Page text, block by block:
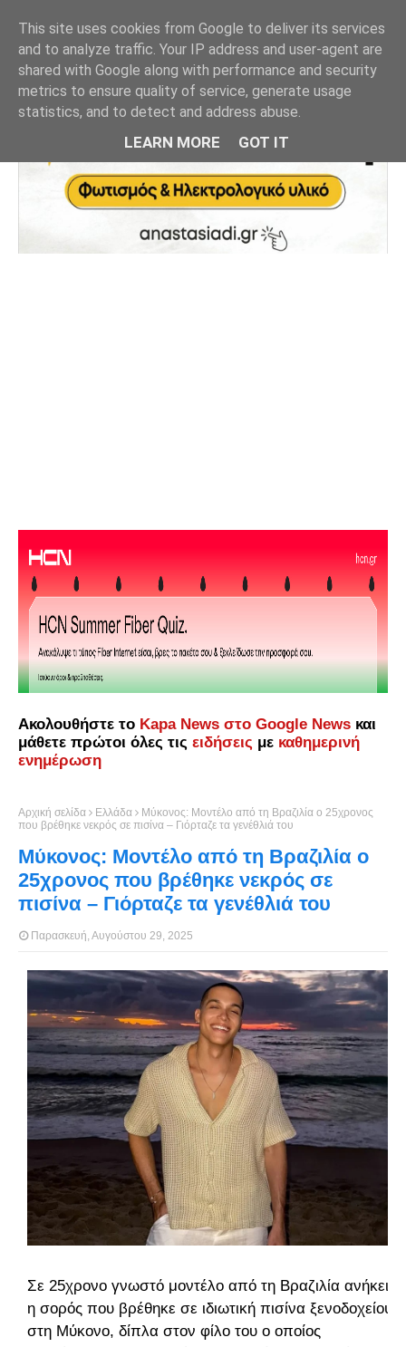
Ακολουθήστε το Kapa News στο Google News και
μάθετε πρώτοι όλες τις ειδήσεις με καθημερινή
ενημέρωση
Αρχική σελίδα Ελλάδα
Μύκονος: Μοντέλο από τη Βραζιλία ο 25χρονος
που βρέθηκε νεκρός σε πισίνα – Γιόρταζε τα γενέθλιά του
Μύκονος: Μοντέλο από τη Βραζιλία ο
25χρονος που βρέθηκε νεκρός σε
πισίνα – Γιόρταζε τα γενέθλιά του
Παρασκευή, Αυγούστου 29, 2025
Σε 25χρονο γνωστό μοντέλο από τη Βραζιλία ανήκει
η σορός που βρέθηκε σε ιδιωτική πισίνα ξενοδοχείου
στη Μύκονο, δίπλα στον φίλο του ο οποίος
This site uses cookies from Google to deliver its services
and to analyze traffic. Your IP address and user-agent are
shared with Google along with performance and security
metrics to ensure quality of service, generate usage
statistics, and to detect and address abuse.
LEARN MORE GOT IT